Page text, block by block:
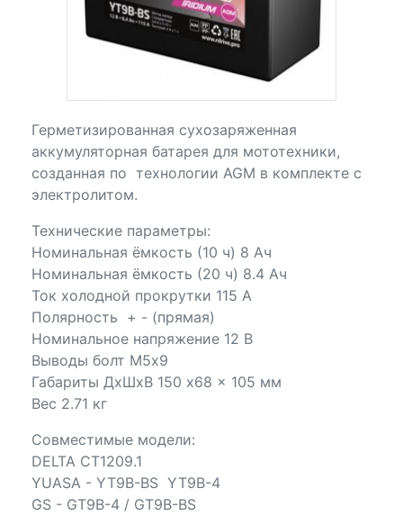
Герметизированная сухозаряженная
аккумуляторная батарея для мототехники,
созданная по технологии AGM в комплекте с
электролитом.
Технические параметры:
Номинальная ёмкость (10 ч) 8 Ач
Номинальная ёмкость (20 ч) 8.4 Ач
Ток холодной прокрутки 115 А
Полярность + - (прямая)
Номинальное напряжение 12 В
Выводы болт М5х9
Габариты ДхШхВ 150 x68 x 105 мм
Вес 2.71 кг
Совместимые модели:
DELTA CT1209.1
YUASA - YT9B-BS YT9B-4
GS - GT9B-4 / GT9B-BS